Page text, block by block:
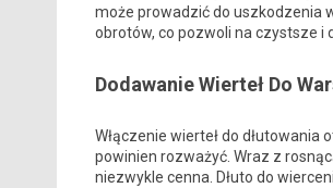
może prowadzić do uszkodzenia
obrotów, co pozwoli na czystsze i
Dodawanie Wierteł Do
Włączenie wierteł do
powinien rozważyć. Wraz z
niezwykle cenna. Dłuto do